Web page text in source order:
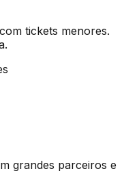
tickets menores.
grandes parceiros e